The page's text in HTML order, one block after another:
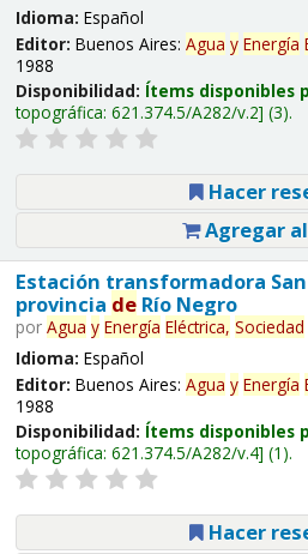
Idioma: Español
Editor: Buenos Aires: Agua y Energía
1988
Disponibilidad: Ítems disponibles
topográfica: 621.374.5/A282/v.2 (3).
Hacer
Agregar
Estación transformadora
provincia deRío Negro
por Agua y Energía Eléctrica, Sociedad
Idioma: Español
Editor: Buenos Aires: Agua y Energía
1988
Disponibilidad: Ítems disponibles
topográfica: 621.374.5/A282/v.4 (1).
Hacer